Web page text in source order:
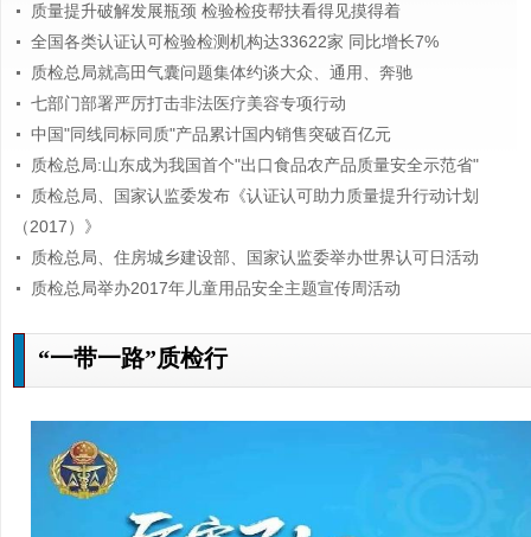
质量提升破解发展瓶颈 检验检疫帮扶看得见摸得着
全国各类认证认可检验检测机构达33622家 同比增长7%
质检总局就高田气囊问题集体约谈大众、通用、奔驰
七部门部署严厉打击非法医疗美容专项行动
中国"同线同标同质"产品累计国内销售突破百亿元
质检总局:山东成为我国首个"出口食品农产品质量安全示范省"
质检总局、国家认监委发布《认证认可助力质量提升行动计划
（2017）》
质检总局、住房城乡建设部、国家认监委举办世界认可日活动
质检总局举办2017年儿童用品安全主题宣传周活动
“一带一路”质检行